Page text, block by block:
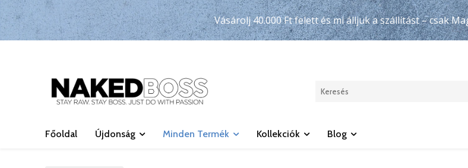
Vásárolj 40.000 Ft felett és mi álljuk a szállítást – csak
Főoldal Újdonság Minden Termék Kollekciók Blog